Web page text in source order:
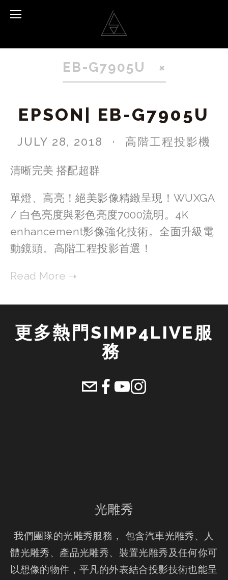
EB-G7905U
EPSON| EB-G7905U
JULY 28, 2018 高階工程投影機
清晰完美 搭配超群
單燈、高亮！絕美影像精緻呈現！WUXGA
/ 白色亮度與彩色亮度7000流明。4K
enhancement影像強化技術。全面升級電
動鏡頭。高階工程投影首選！
更多熱門SIMP4LIVE服
務
光雕秀
我們團隊的光雕秀服務， 包含汽車光雕秀、人
體光雕秀、產品光雕秀、裝置光雕秀及任何你可
以想像的物件，平凡的外表結合投影技術也能呈